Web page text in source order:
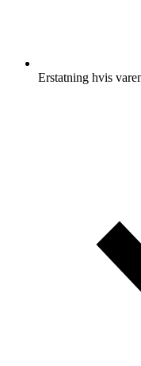
Erstatning hvis